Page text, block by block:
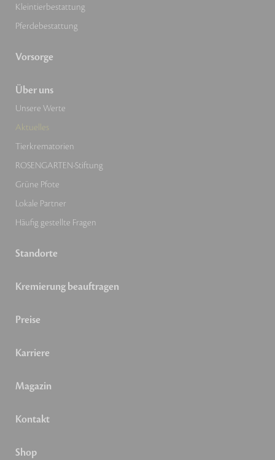
Kleintierbestattung
Pferdebestattung
Vorsorge
Über uns
Unsere Werte
Aktuelles
Tierkrematorien
ROSENGARTEN-Stiftung
Grüne Pfote
Lokale Partner
Häufig gestellte Fragen
Standorte
Kremierung beauftragen
Preise
Karriere
Magazin
Kontakt
Shop